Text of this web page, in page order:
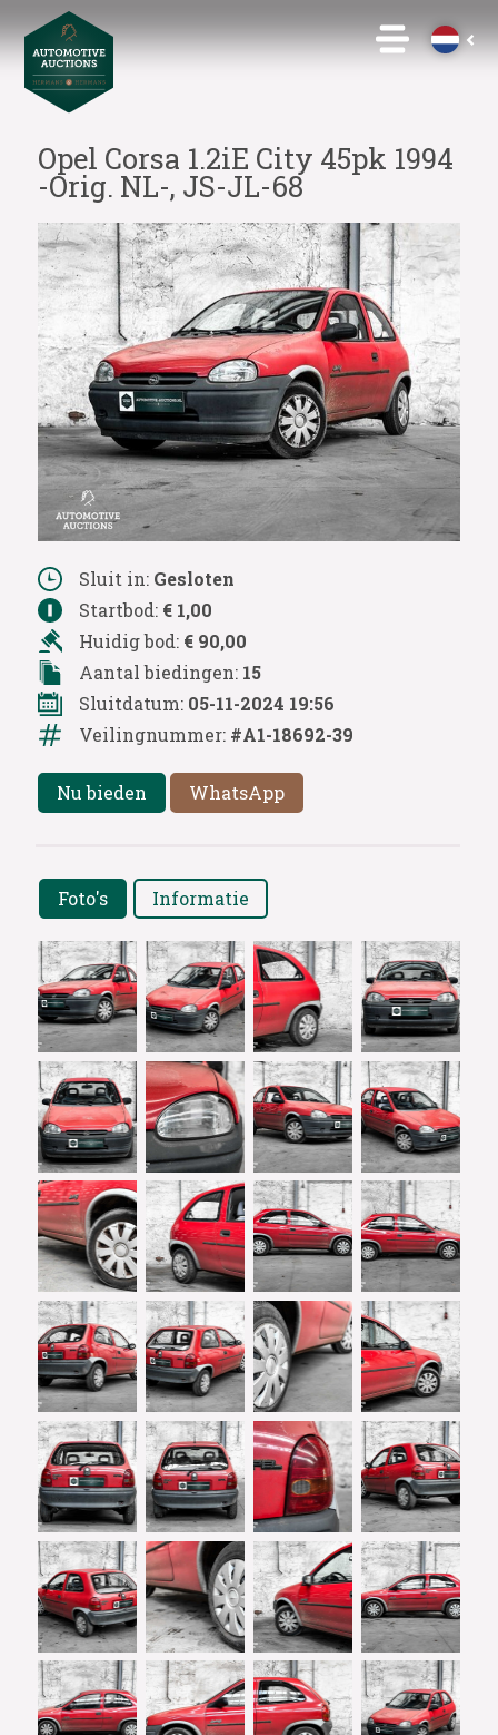
Opel Corsa 1.2iE City 45pk 1994
-Orig. NL-, JS-JL-68
Sluit in: Gesloten
Startbod: € 1,00
Huidig bod: € 90,00
Aantal biedingen: 15
Sluitdatum: 05-11-2024 19:56
Veilingnummer: #A1-18692-39
Nu bieden WhatsApp
Foto's Informatie